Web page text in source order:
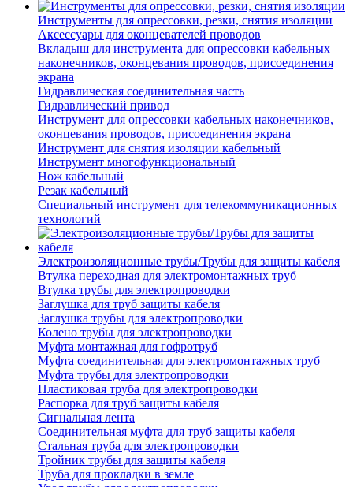
Инструменты для опрессовки, резки, снятия изоляции
Аксессуары для оконцевателей проводов
Вкладыш для инструмента для опрессовки кабельных
наконечников, оконцевания проводов, присоединения
экрана
Гидравлическая соединительная часть
Гидравлический привод
Инструмент для опрессовки кабельных наконечников,
оконцевания проводов, присоединения экрана
Инструмент для снятия изоляции кабельный
Инструмент многофункциональный
Нож кабельный
Резак кабельный
Специальный инструмент для телекоммуникационных
технологий
Электроизоляционные трубы/Трубы для защиты кабеля
Втулка переходная для электромонтажных труб
Втулка трубы для электропроводки
Заглушка для труб защиты кабеля
Заглушка трубы для электропроводки
Колено трубы для электропроводки
Муфта монтажная для гофротруб
Муфта соединительная для электромонтажных труб
Муфта трубы для электропроводки
Пластиковая труба для электропроводки
Распорка для труб защиты кабеля
Сигнальная лента
Соединительная муфта для труб защиты кабеля
Стальная труба для электропроводки
Тройник трубы для защиты кабеля
Труба для прокладки в земле